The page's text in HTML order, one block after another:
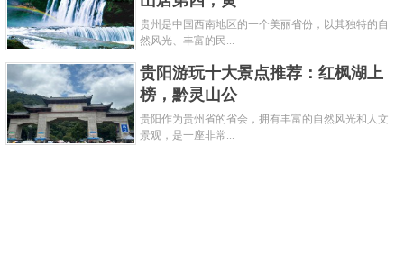
贵州是中国西南地区的一个美丽省份，以其独特的自
然风光、丰富的民...
贵阳游玩十大景点推荐：红枫湖上
榜，黔灵山公
贵阳作为贵州省的省会，拥有丰富的自然风光和人文
景观，是一座非常...